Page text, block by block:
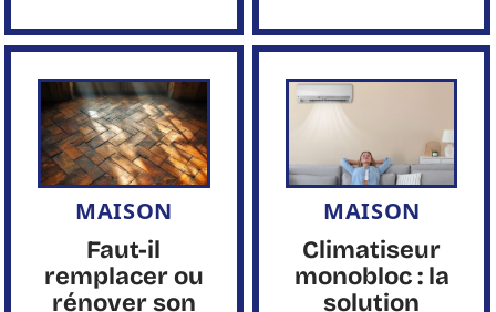
MAISON
Faut-il
remplacer ou
rénover son
MAISON
Climatiseur
monobloc : la
solution